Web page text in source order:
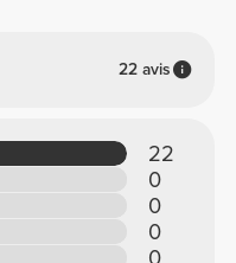
22 avis
22
0
0
0
0